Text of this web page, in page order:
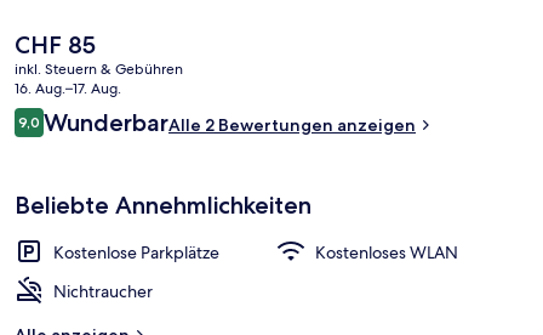
Der
aktuelle
Preis
beträgt
CHF 85.
CHF 85
inkl. Steuern & Gebühren
16. Aug.–17. Aug.
Bewertungen
9,09,0 von 10.
WunderbarAlle 2 Bewertungen anzeigen
Beliebte Annehmlichkeiten
Kostenlose Parkplätze
Kostenloses WLAN
Nichtraucher